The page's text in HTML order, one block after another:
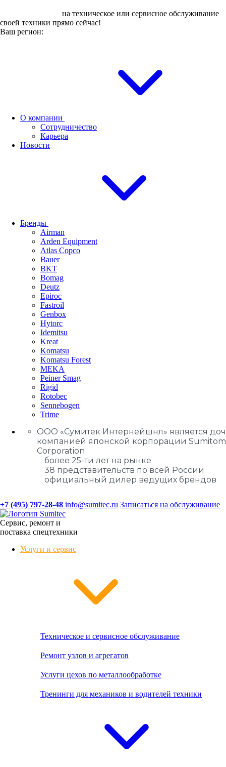
на техническое или сервисное обслуживание
своей техники прямо сейчас!
Ваш регион:
О компании
Сотрудничество
Карьера
Новости
Бренды
Airman
Arden Equipment
Atlas Сopco
Bauer
BKT
Bomag
Deutz
Epiroc
Fastroil
Genbox
Hytorc
Idemitsu
Kreat
Komatsu
Komatsu Forest
MEKA
Peiner Smag
Rigid
Rotobec
Sennebogen
Trime
ООО «Сумитек Интернейшнл» является
компанией японской корпорации
Corporation
более 25-ти лет на рынке
38 представительств по всей России
официальный дилер ведущих брендов
+7 (495) 797-28-48 info@sumitec.ru Записаться на обслуживание
Сервис, ремонт и
поставка спецтехники
Услуги и сервис
Техническое и сервисное обслуживание
Ремонт узлов и агрегатов
Услуги цехов по металлообработке
Тренинги для механиков и водителей техники